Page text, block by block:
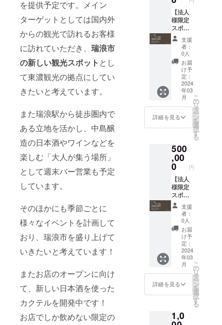
を提供予定です。メイン
ターゲットとしては国内外
からの観光で訪れるお客様
に訪れていただき、 瑞浪市
の新しい観光スポット とし
て東濃観光の拠点にしてい
きたいと考えています。
また瑞浪駅から徒歩圏内で
ある立地を活かし、中島醸
造の日本酒やワインなどを
楽しむ「大人が集う場所」
として週末バー営業も予定
しています。
そのほかにも季節ごとに
様々なイベントを計画して
おり、瑞浪市を盛り上げて
いきたいと考えています！
またお店のオープンに向け
て、新しい日本酒を使った
カクテルを開発中です！
お店でしか飲めない限定の
使い頂
けま
す。
可能に
なりま
す。
界で一
つのお
酒をご
提供さ
せて頂
きま
す。 ※
商品に
ついて
は、通
信販売
酒類小
売業免
許を有
する
「中島
醸造株
社」よ
り直送
させて
頂きま
す。
待 ・HP
にクレ
ジット
記載 ※
掲載期
間：HP
が存続
する限
り掲載
しま
す。 ※
テキス
トでの
掲載に
なりま
す。
【法人
様限定
スポン
サー登
録】 ・
会員権
の発行
（常時
10％OF
F/有効
期間：
2024.4.
1〜
2025.4.
1） ・
会員様
イベン
トに特
別ご招
待 ・HP
にクレ
ジット
記載 ※
掲載期
間：HP
が存続
する限
り掲載
しま
す。 ※
テキス
トでの
掲載に
なりま
す。※ロ
ゴデザ
添付可
能で
支援
者：
0人
お届
け予
定：
2024
年03
月
詳細を見る
こ
の
リ
タ
ー
ン
を
選
択
す
る
500
,00
0 円
【法人
様限定
スポン
サー登
録】 ・
会員権
の発行
（常時
10％OF
F/有効
期間：
2024.4.
1〜
2025.4.
1） ・
会員様
イベン
トに特
支援
者：
0人
お届
け予
定：
2024
年03
月
詳細を見る
こ
の
リ
タ
ー
ン
を
選
択
す
る
1,0